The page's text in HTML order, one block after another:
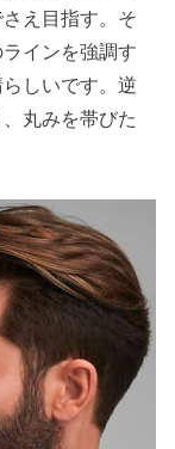
え目指す。そ
インを強調す
しいです。逆
丸みを帯びた